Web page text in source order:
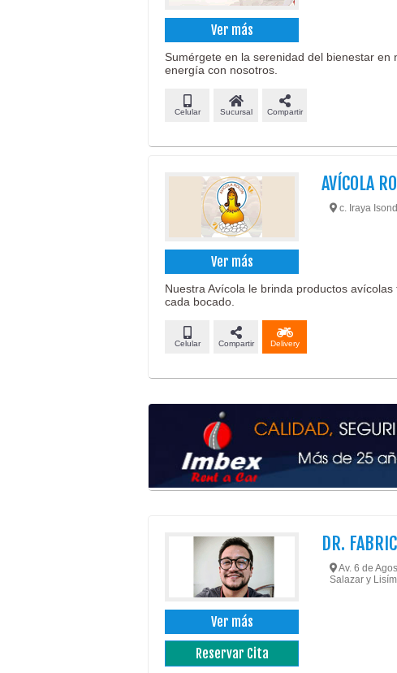
Ver más
Sumérgete en la serenidad del bienestar
energía con nosotros.
Celular Sucursal Compartir
Ver más
AVÍCOLA
c. Iraya
Nuestra Avícola le brinda productos
cada bocado.
Celular Compartir Delivery
Ver más
Reservar Cita
DR.
Av. 6 de
Salazar y